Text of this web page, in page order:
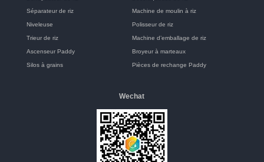
Séparateur de riz Machine de moulin à riz
Niveleuse Polisseur de riz
Trieur de riz Machine d’emballage de riz
Ascenseur Paddy Broyeur à marteaux
Silos à grains Pièces de rechange Paddy
Wechat